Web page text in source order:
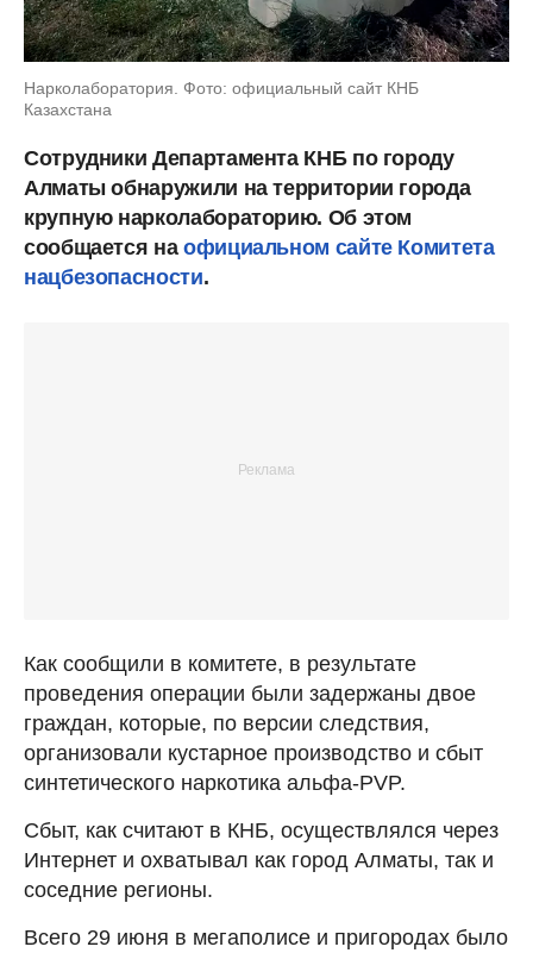
Нарколаборатория. Фото: официальный сайт КНБ
Казахстана
Сотрудники Департамента КНБ по городу
Алматы обнаружили на территории города
крупную нарколабораторию. Об этом
сообщается на официальном сайте Комитета
нацбезопасности.
Как сообщили в комитете, в результате
проведения операции были задержаны двое
граждан, которые, по версии следствия,
организовали кустарное производство и сбыт
синтетического наркотика альфа-PVP.
Сбыт, как считают в КНБ, осуществлялся через
Интернет и охватывал как город Алматы, так и
соседние регионы.
Всего 29 июня в мегаполисе и пригородах было